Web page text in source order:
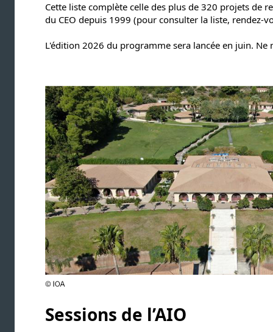
Cette liste complète celle des plus de 320 projets de
du CEO depuis 1999 (pour consulter la liste, rendez-
L'édition 2026 du programme sera lancée en juin. Ne
Sessions de l’AIO